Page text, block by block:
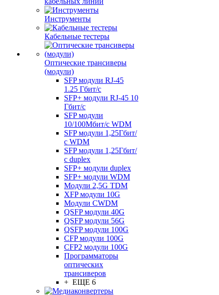
Инструменты
Кабельные тестеры
Оптические трансиверы
(модули)
SFP модули RJ-45
1.25 Гбит/c
SFP+ модули RJ-45 10
Гбит/c
SFP модули
10/100Мбит/с WDM
SFP модули 1,25Гбит/
с WDM
SFP модули 1,25Гбит/
с duplex
SFP+ модули duplex
SFP+ модули WDM
Модули 2,5G TDM
XFP модули 10G
Модули CWDM
QSFP модули 40G
QSFP модули 56G
QSFP модули 100G
CFP модули 100G
CFP2 модули 100G
Программаторы
оптических
трансиверов
+ ЕЩЕ 6